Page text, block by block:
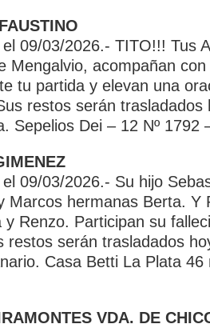
09/03/2026.- TITO!!! Tus
Mengalvio, acompañan
tu partida y elevan una
restos serán trasladados
Sepelios Dei – 12 Nº 1792
09/03/2026.- Su hijo
Marcos hermanas Berta. Y
y Renzo. Participan su
restos serán trasladados
Casa Betti La Plata 46
VDA. DE